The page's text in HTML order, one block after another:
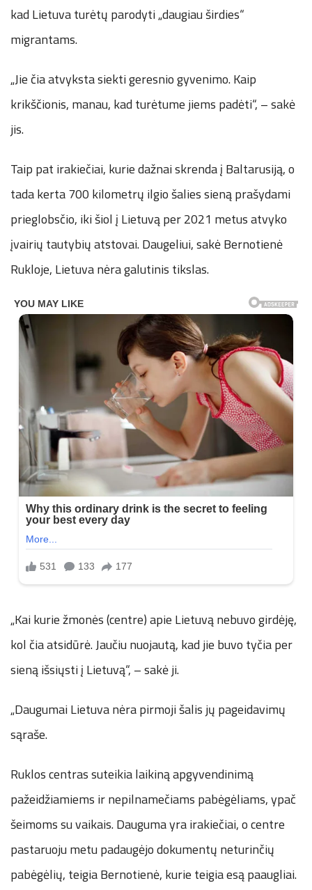
kad Lietuva turėtų parodyti „daugiau širdies“
migrantams.
„Jie čia atvyksta siekti geresnio gyvenimo. Kaip
krikščionis, manau, kad turėtume jiems padėti“, – sakė
jis.
Taip pat irakiečiai, kurie dažnai skrenda į Baltarusiją, o
tada kerta 700 kilometrų ilgio šalies sieną prašydami
prieglobsčio, iki šiol į Lietuvą per 2021 metus atvyko
įvairių tautybių atstovai. Daugeliui, sakė Bernotienė
Rukloje, Lietuva nėra galutinis tikslas.
„Kai kurie žmonės (centre) apie Lietuvą nebuvo girdėję,
kol čia atsidūrė. Jaučiu nuojautą, kad jie buvo tyčia per
sieną išsiųsti į Lietuvą“, – sakė ji.
„Daugumai Lietuva nėra pirmoji šalis jų pageidavimų
sąraše.
Ruklos centras suteikia laikiną apgyvendinimą
pažeidžiamiems ir nepilnamečiams pabėgėliams, ypač
šeimoms su vaikais. Dauguma yra irakiečiai, o centre
pastaruoju metu padaugėjo dokumentų neturinčių
pabėgėlių, teigia Bernotienė, kurie teigia esą paaugliai.